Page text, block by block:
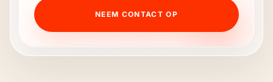
NEEM CONTACT OP